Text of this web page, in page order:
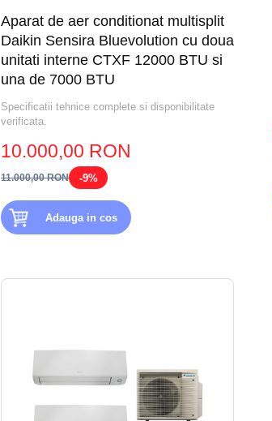
Aparat de aer conditionat multisplit
Daikin Sensira Bluevolution cu doua
unitati interne CTXF 12000 BTU si
una de 7000 BTU
Specificatii tehnice complete si disponibilitate
verificata.
10.000,00 RON
11.000,00 RON -9%
Adauga in cos